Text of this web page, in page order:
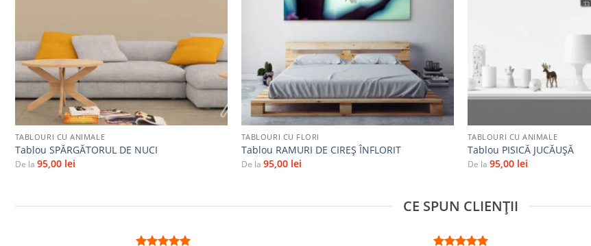
+
TABLOURI CU ANIMALE
Tablou SPĂRGĂTORUL DE NUCI
De la 95,00 lei
+
TABLOURI CU FLORI
Tablou RAMURI DE CIREȘ ÎNFLORIT
De la 95,00 lei
TABLOURI CU ANIMALE
Tablou PISICĂ JUCĂUȘĂ
De la 95,00 lei
CE SPUN CLIENȚII